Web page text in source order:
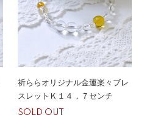
祈ららオリジナル金運楽々ブレ
スレットＫ１４．７センチ
SOLD OUT